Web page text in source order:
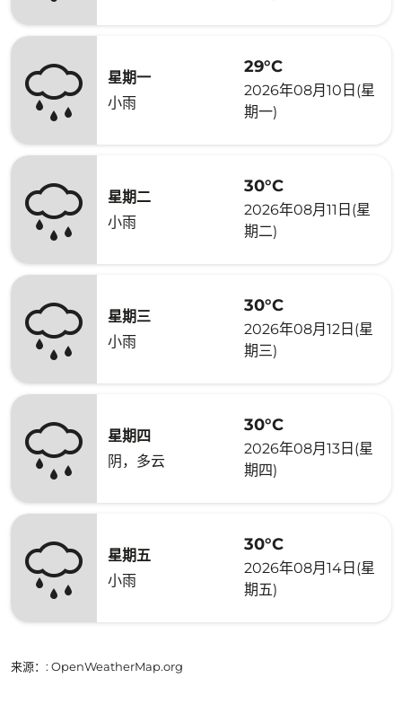
星期一
小雨
29°C
2026年08月10日(星
期一)
星期二
小雨
30°C
2026年08月11日(星
期二)
星期三
小雨
30°C
2026年08月12日(星
期三)
星期四
阴，多云
30°C
2026年08月13日(星
期四)
星期五
小雨
30°C
2026年08月14日(星
期五)
来源： : OpenWeatherMap.org